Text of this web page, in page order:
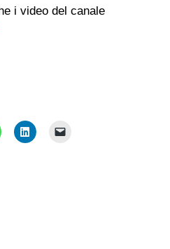
i video del canale